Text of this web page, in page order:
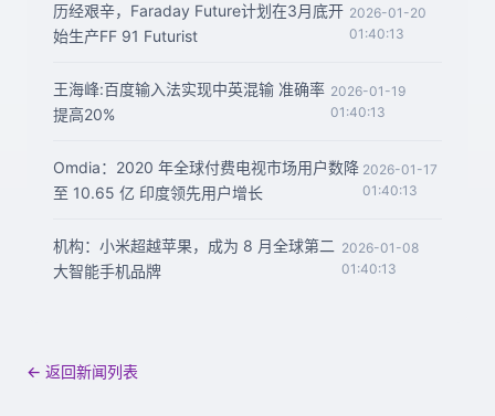
历经艰辛，Faraday Future计划在3月底开
始生产FF 91 Futurist
2026-01-20
01:40:13
王海峰:百度输入法实现中英混输 准确率
提高20%
2026-01-19
01:40:13
Omdia：2020 年全球付费电视市场用户数降
至 10.65 亿 印度领先用户增长
2026-01-17
01:40:13
机构：小米超越苹果，成为 8 月全球第二
大智能手机品牌
2026-01-08
01:40:13
← 返回新闻列表